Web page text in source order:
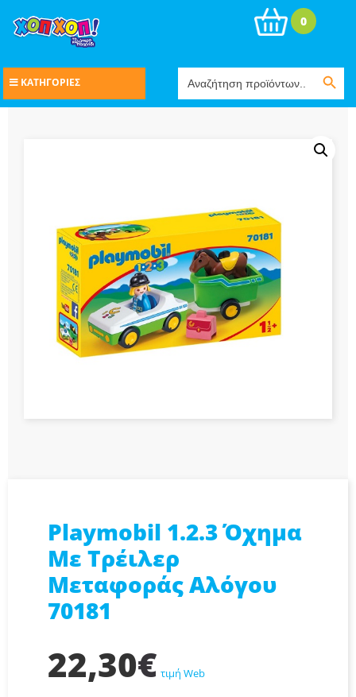
for:
Search Button
0
ΚΑΤΗΓΟΡΙΕΣ
Playmobil 1.2.3 Όχημα
Με Τρέιλερ
Μεταφοράς Αλόγου
70181
22,30€ τιμή Web